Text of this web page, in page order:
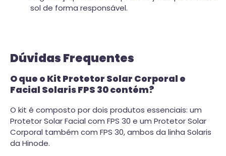
sol de forma responsável.
Dúvidas Frequentes
O que o Kit Protetor Solar Corporal e
Facial Solaris FPS 30 contém?
O kit é composto por dois produtos essenciais: um
Protetor Solar Facial com FPS 30 e um Protetor Solar
Corporal também com FPS 30, ambos da linha Solaris
da Hinode.